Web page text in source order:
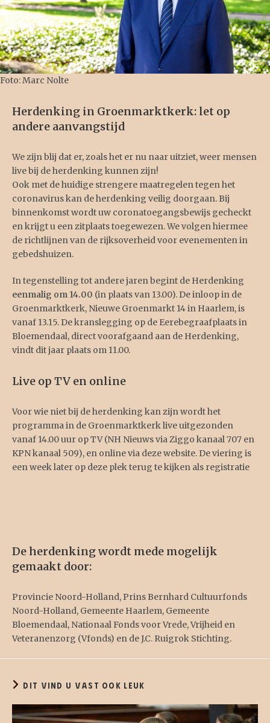
Foto: Marc Nolte
Herdenking in Groenmarktkerk: let op
andere aanvangstijd
We zijn blij dat er, zoals het er nu naar uitziet, weer mensen
live bij de herdenking kunnen zijn!
Ook met de huidige strengere maatregelen tegen het
coronavirus kan de herdenking veilig doorgaan. Bij
binnenkomst wordt uw coronatoegangsbewijs gecheckt
en krijgt u een zitplaats toegewezen. We volgen hiermee
de richtlijnen van de rijksoverheid voor evenementen in
gebedshuizen.
In tegenstelling tot andere jaren begint de Herdenking
eenmalig om 14.00 (in plaats van 13.00). De inloop in de
Groenmarktkerk, Nieuwe Groenmarkt 14 in Haarlem, is
vanaf 13.15. De kranslegging op de Eerebegraafplaats in
Bloemendaal, direct voorafgaand aan de Herdenking,
vindt dit jaar plaats om 11.00.
Live op TV en online
Voor wie niet bij de herdenking kan zijn wordt het
programma in de Groenmarktkerk live uitgezonden
vanaf 14.00 uur op TV (NH Nieuws via Ziggo kanaal 707 en
KPN kanaal 509), en online via deze website. De viering is
een week later op deze plek terug te kijken als registratie
De herdenking wordt mede mogelijk
gemaakt door:
Provincie Noord-Holland, Prins Bernhard Cultuurfonds
Noord-Holland, Gemeente Haarlem, Gemeente
Bloemendaal, Nationaal Fonds voor Vrede, Vrijheid en
Veteranenzorg (Vfonds) en de J.C. Ruigrok Stichting.
DIT VIND U VAST OOK LEUK